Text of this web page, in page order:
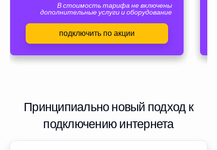
В стоимость тарифа не включены
дополнительные услуги и оборудование
подключить по акции
Принципиально новый подход к
подключению интернета